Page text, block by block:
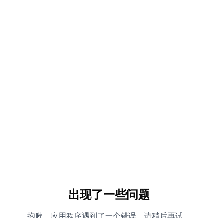
出现了一些问题
抱歉，应用程序遇到了一个错误。请稍后再试。